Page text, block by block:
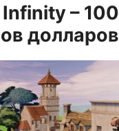
Infinity – 100
долларов